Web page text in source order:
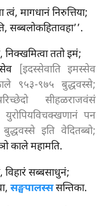
त्वं, मागधानं निरुत्तिया;
सब्बलोकहितावहा’’.
निक्खमित्वा ततो इमं;
[इदस्सेवाति इमस्सेव
९५३-९७५ बुद्धवस्से;
सीहळराजवंसं
युरोपियविचक्खणानं पन
इति वेदितब्बो;
काले महामति.
विहारं सब्बसाधुनं;
सङ्घपालस्ससन्तिका.